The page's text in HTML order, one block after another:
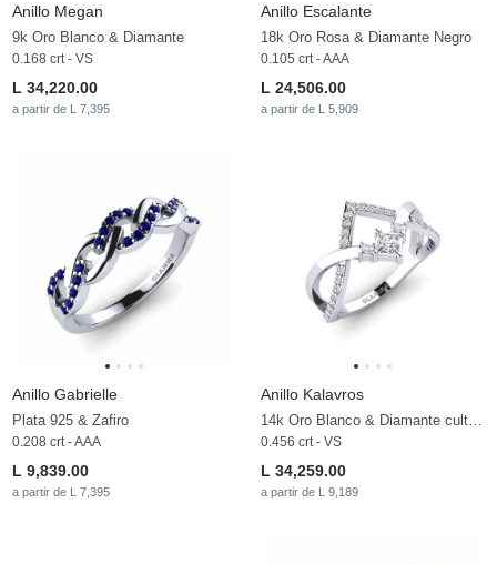
Anillo Megan
9k Oro Blanco & Diamante
0.168 crt - VS
L 34,220.00
a partir de L 7,395
Anillo Escalante
18k Oro Rosa & Diamante Negro
0.105 crt - AAA
L 24,506.00
a partir de L 5,909
Anillo Gabrielle
Plata 925 & Zafiro
0.208 crt - AAA
L 9,839.00
a partir de L 7,395
Anillo Kalavros
0.456 crt - VS
L 34,259.00
a partir de L 9,189